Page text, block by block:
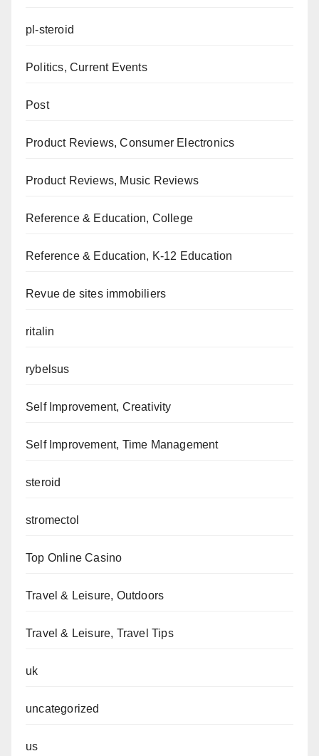
pl-steroid
Politics, Current Events
Post
Product Reviews, Consumer Electronics
Product Reviews, Music Reviews
Reference & Education, College
Reference & Education, K-12 Education
Revue de sites immobiliers
ritalin
rybelsus
Self Improvement, Creativity
Self Improvement, Time Management
steroid
stromectol
Top Online Casino
Travel & Leisure, Outdoors
Travel & Leisure, Travel Tips
uk
uncategorized
us